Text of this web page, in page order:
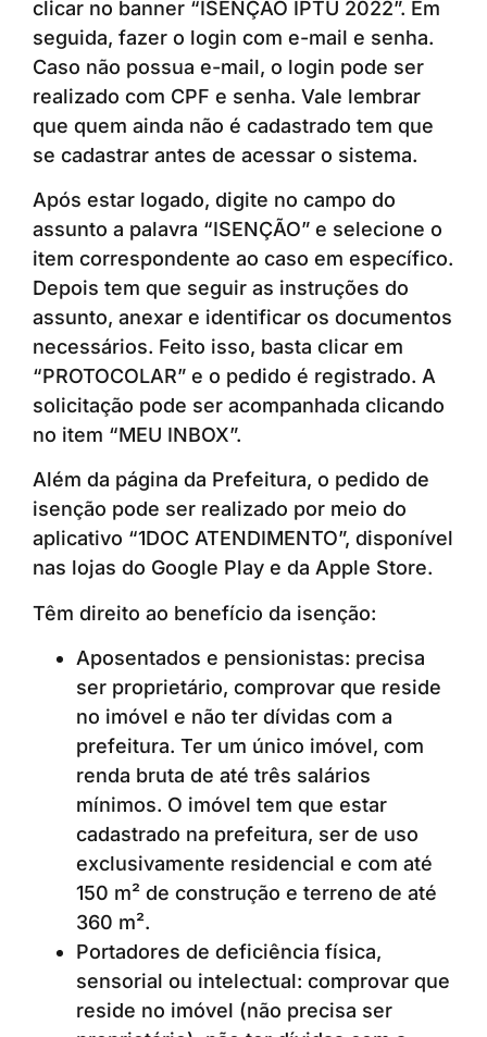
clicar no banner “ISENÇÃO IPTU 2022”. Em
seguida, fazer o login com e-mail e senha.
Caso não possua e-mail, o login pode ser
realizado com CPF e senha. Vale lembrar
que quem ainda não é cadastrado tem que
se cadastrar antes de acessar o sistema.
Após estar logado, digite no campo do
assunto a palavra “ISENÇÃO” e selecione o
item correspondente ao caso em específico.
Depois tem que seguir as instruções do
assunto, anexar e identificar os documentos
necessários. Feito isso, basta clicar em
“PROTOCOLAR” e o pedido é registrado. A
solicitação pode ser acompanhada clicando
no item “MEU INBOX”.
Além da página da Prefeitura, o pedido de
isenção pode ser realizado por meio do
aplicativo “1DOC ATENDIMENTO”, disponível
nas lojas do Google Play e da Apple Store.
Têm direito ao benefício da isenção:
Aposentados e pensionistas: precisa
ser proprietário, comprovar que reside
no imóvel e não ter dívidas com a
prefeitura. Ter um único imóvel, com
renda bruta de até três salários
mínimos. O imóvel tem que estar
cadastrado na prefeitura, ser de uso
exclusivamente residencial e com até
150 m² de construção e terreno de até
360 m².
Portadores de deficiência física,
sensorial ou intelectual: comprovar que
reside no imóvel (não precisa ser